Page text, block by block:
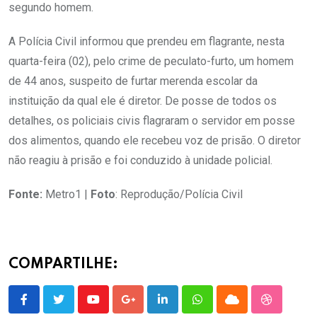
segundo homem.
A Polícia Civil informou que prendeu em flagrante, nesta
quarta-feira (02), pelo crime de peculato-furto, um homem
de 44 anos, suspeito de furtar merenda escolar da
instituição da qual ele é diretor. De posse de todos os
detalhes, os policiais civis flagraram o servidor em posse
dos alimentos, quando ele recebeu voz de prisão. O diretor
não reagiu à prisão e foi conduzido à unidade policial.
Fonte: Metro1 | Foto: Reprodução/Polícia Civil
COMPARTILHE:
YoutubeGoogle+LinkedInWhatsappCloud